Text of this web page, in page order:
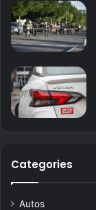
Categories
Autos